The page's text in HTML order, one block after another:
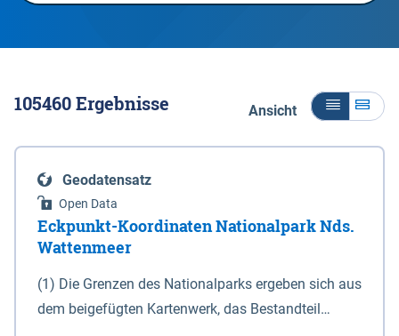
105460Ergebnisse Ansicht
Geodatensatz
Open Data
Eckpunkt-Koordinaten Nationalpark Nds.
Wattenmeer
(1) Die Grenzen des Nationalparks ergeben sich aus
dem beigefügten Kartenwerk, das Bestandteil